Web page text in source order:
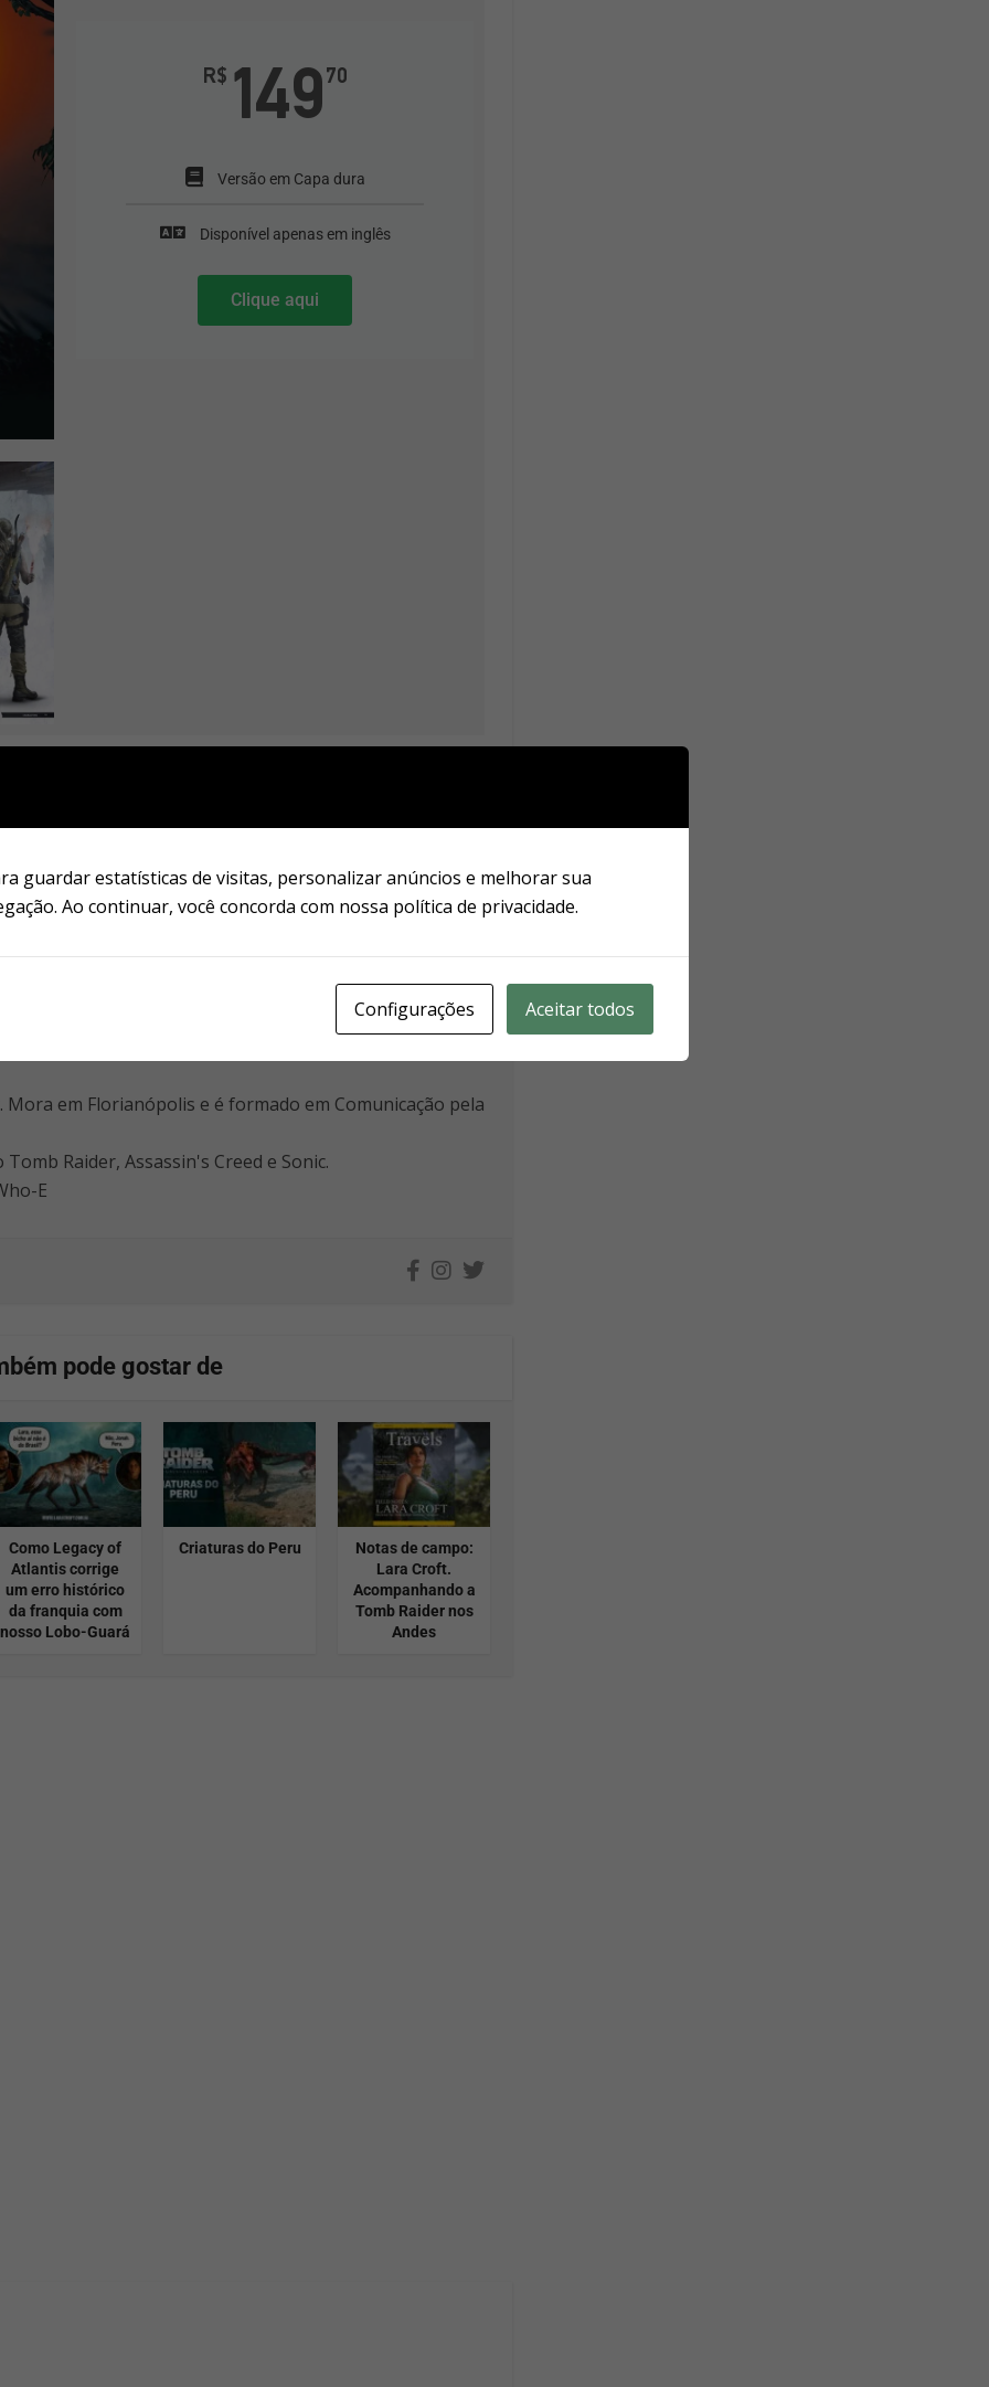
R$ 14970
Versão em Capa dura
Disponível apenas em inglês
Clique aqui
em Florianópolis e é formado em Comunicação pela
Raider, Assassin's Creed e Sonic.
E
pode gostar de
Como Legacy of
Atlantis corrige
um erro histórico
da franquia com
nosso Lobo-Guará
Criaturas do Peru
Notas de campo:
Lara Croft.
Acompanhando a
Tomb Raider nos
Andes
guardar estatísticas de visitas, personalizar anúncios e melhorar sua
Ao continuar, você concorda com nossa política de privacidade.
Configurações Aceitar todos